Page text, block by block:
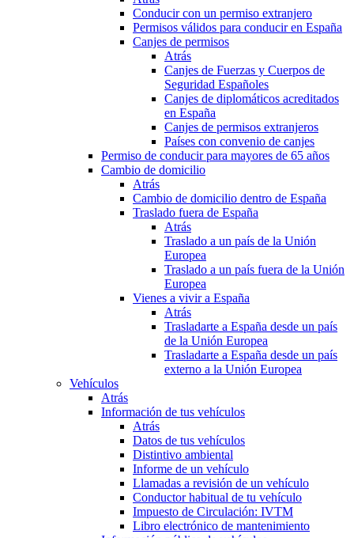
Conducir con un permiso extranjero
Permisos válidos para conducir en España
Canjes de permisos
Atrás
Canjes de Fuerzas y Cuerpos de
Seguridad Españoles
Canjes de diplomáticos acreditados
en España
Canjes de permisos extranjeros
Países con convenio de canjes
Permiso de conducir para mayores de 65 años
Cambio de domicilio
Atrás
Cambio de domicilio dentro de España
Traslado fuera de España
Atrás
Traslado a un país de la Unión
Europea
Traslado a un país fuera de la Unión
Europea
Vienes a vivir a España
Atrás
Trasladarte a España desde un país
de la Unión Europea
Trasladarte a España desde un país
externo a la Unión Europea
Vehículos
Atrás
Información de tus vehículos
Atrás
Datos de tus vehículos
Distintivo ambiental
Informe de un vehículo
Llamadas a revisión de un vehículo
Conductor habitual de tu vehículo
Impuesto de Circulación: IVTM
Libro electrónico de mantenimiento